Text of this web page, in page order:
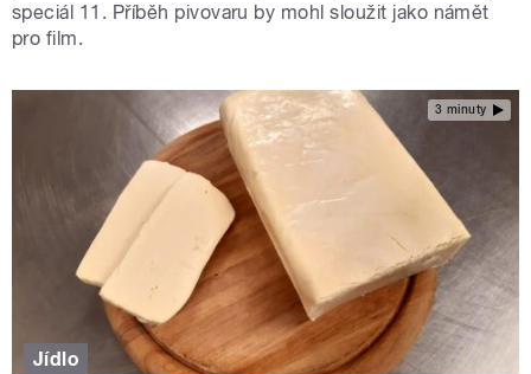
speciál 11. Příběh pivovaru by mohl sloužit jako námět
pro film.
3 minuty
Jídlo